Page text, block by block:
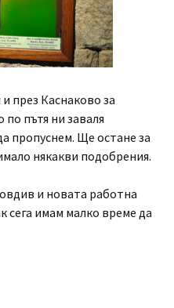
през Каснаково за
пътя ни заваля
пропуснем. Ще остане за
някакви подобрения.
и новата работна
сега имам малко време да